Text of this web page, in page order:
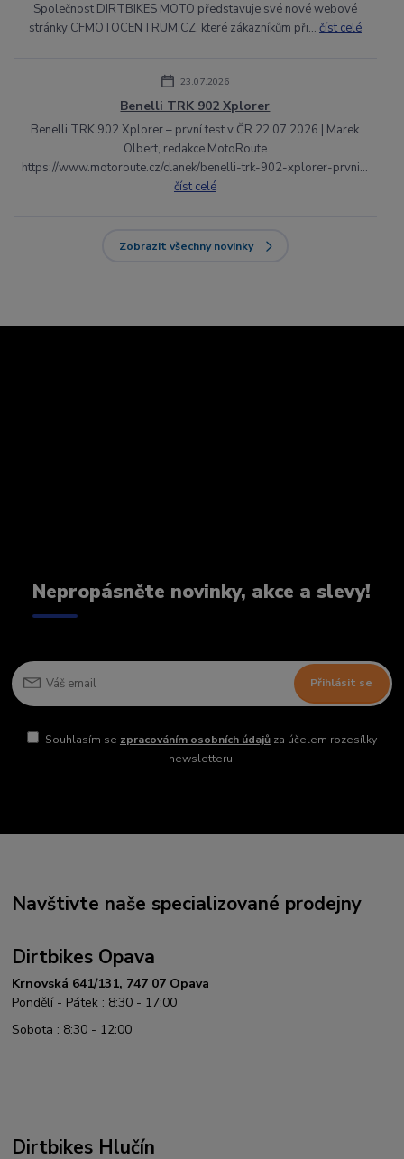
Společnost DIRTBIKES MOTO představuje své nové webové
stránky CFMOTOCENTRUM.CZ, které zákazníkům při... číst celé
23.07.2026
Benelli TRK 902 Xplorer
Benelli TRK 902 Xplorer – první test v ČR 22.07.2026 | Marek
Olbert, redakce MotoRoute
https://www.motoroute.cz/clanek/benelli-trk-902-xplorer-prvni...
číst celé
Zobrazit všechny novinky
Nepropásněte novinky, akce a slevy!
Přihlásit se
Souhlasím se zpracováním osobních údajůza účelem rozesílky
newsletteru.
Navštivte naše specializované prodejny
Dirtbikes Opava
Krnovská 641/131, 747 07 Opava
Pondělí - Pátek : 8:30 - 17:00
Sobota : 8:30 - 12:00
Dirtbikes Hlučín